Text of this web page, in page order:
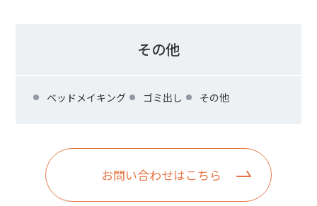
その他
ベッドメイキング ゴミ出し その他
お問い合わせはこちら